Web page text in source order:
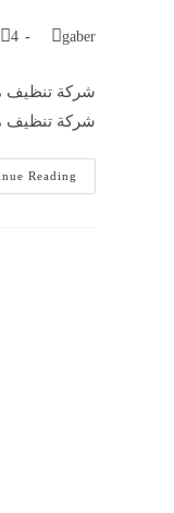
Post
gaber
Post
4 فبراير، 2022
شركة تنظيف
Reading